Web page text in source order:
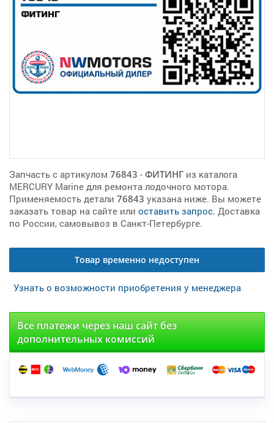
Запчасть с артикулом 76843 - ФИТИНГ из каталога
MERCURY Marine для ремонта лодочного мотора.
Применяемость детали 76843 указана ниже. Вы можете
заказать товар на сайте или оставить запрос. Доставка
по России, самовывоз в Санкт-Петербурге.
Товар временно недоступен
Узнать о возможности приобретения у менеджера
Все платежи через наш сайт без
дополнительных комиссий